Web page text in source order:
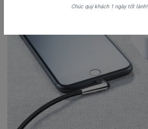
Chúc quý khách 1 ngày tốt lành!